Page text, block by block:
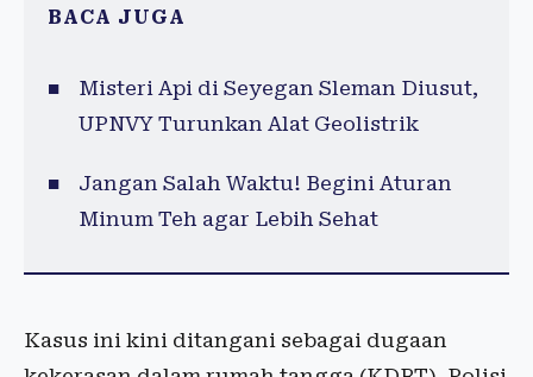
BACA JUGA
Misteri Api di Seyegan Sleman Diusut,
UPNVY Turunkan Alat Geolistrik
Jangan Salah Waktu! Begini Aturan
Minum Teh agar Lebih Sehat
Kasus ini kini ditangani sebagai dugaan